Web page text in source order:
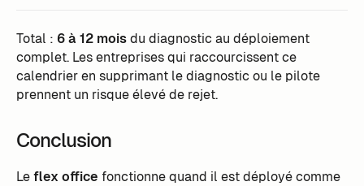
Total : 6 à 12 moisdu diagnostic au déploiement
complet. Les entreprises qui raccourcissent ce
calendrier en supprimant le diagnostic ou le pilote
prennent un risque élevé de rejet.
Conclusion
Leflex office fonctionne quand il est déployé comme